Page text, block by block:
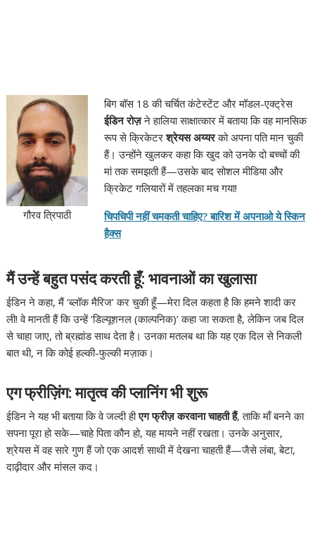
गौरव त्रिपाठी
बिग बॉस 18 की चर्चित कंटेस्टेंट और मॉडल-एक्ट्रेस
ईडिन रोज़ने हालिया साक्षात्कार में बताया कि वह मानसिक
रूप से क्रिकेटरश्रेयस अय्यरको अपना पति मान चुकी
हैं। उन्होंने खुलकर कहा कि खुद को उनके दो बच्चों की
मां तक समझती हैं—उसके बाद सोशल मीडिया और
क्रिकेट गलियारों में तहलका मच गया!
चिपचिपी नहीं चमकती चाहिए? बारिश में अपनाओ ये स्किन
हैक्स
मैं उन्हें बहुत पसंद करती हूँ: भावनाओं का खुलासा
ईडिन ने कहा, मैं ‘ब्लॉक मैरिज’ कर चुकी हूँ—मेरा दिल कहता है कि हमने शादी कर
ली! वे मानती हैं कि उन्हें ‘डिल्यूशनल (काल्पनिक)’ कहा जा सकता है, लेकिन जब दिल
से चाहा जाए, तो ब्रह्मांड साथ देता है। उनका मतलब था कि यह एक दिल से निकली
बात थी, न कि कोई हल्की-फुल्की मज़ाक।
एग फ्रीज़िंग: मातृत्व की प्लानिंग भी शुरू
ईडिन ने यह भी बताया कि वे जल्दी हीएग फ्रीज़ करवाना चाहती हैं, ताकि माँ बनने का
सपना पूरा हो सके—चाहे पिता कौन हो, यह मायने नहीं रखता। उनके अनुसार,
श्रेयस में वह सारे गुण हैं जो एक आदर्श साथी में देखना चाहती हैं—जैसे लंबा, बेटा,
दाढ़ीदार और मांसल कद।